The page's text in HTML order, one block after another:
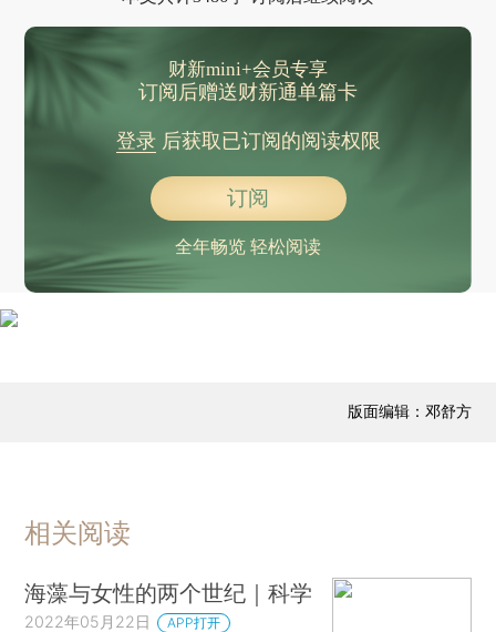
财新mini+会员专享
订阅后赠送财新通单篇卡
登录后获取已订阅的阅读权限
订阅
全年畅览 轻松阅读
版面编辑：邓舒方
相关阅读
海藻与女性的两个世纪｜科学
2022年05月22日 APP打开